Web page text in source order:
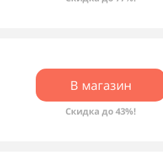
В магазин
Скидка до 43%!